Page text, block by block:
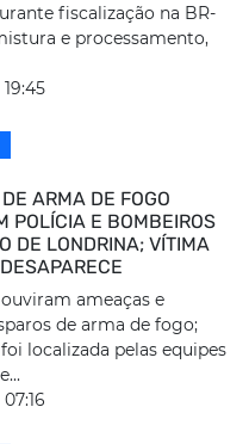
fiscalização na BR-
e processamento,
ARMA DE FOGO
POLÍCIA E BOMBEIROS
DE LONDRINA; VÍTIMA
ameaças e
de arma de fogo;
localizada pelas equipes